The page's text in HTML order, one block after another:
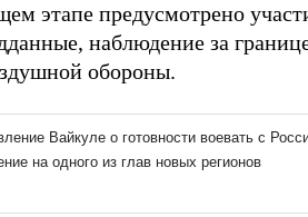
этапе предусмотрено
наблюдение за
обороны.